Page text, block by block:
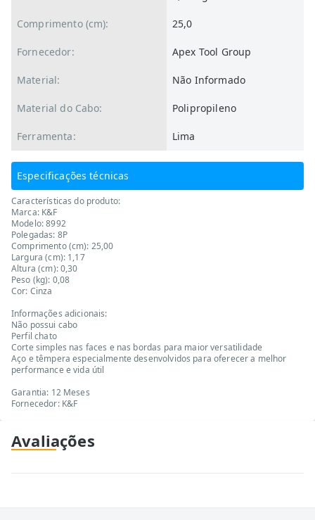
Comprimento (cm): 25,0
Fornecedor: Apex Tool Group
Material: Não Informado
Material do Cabo: Polipropileno
Ferramenta: Lima
Especificações técnicas
Características do produto:
Marca: K&F
Modelo: 8992
Polegadas: 8P
Comprimento (cm): 25,00
Largura (cm): 1,17
Altura (cm): 0,30
Peso (kg): 0,08
Cor: Cinza
Informações adicionais:
Não possui cabo
Perfil chato
Corte simples nas faces e nas bordas para maior versatilidade
Aço e têmpera especialmente desenvolvidos para oferecer a melhor
performance e vida útil
Garantia: 12 Meses
Fornecedor: K&F
Avaliações